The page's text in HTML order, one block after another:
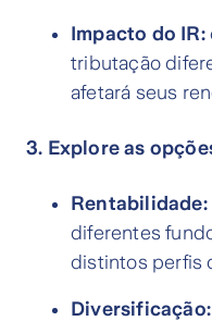
Impacto do IR:
tributação
afetará seus
3. Explore as
Rentabilidade:
diferentes
distintos perfis
Diversificação: